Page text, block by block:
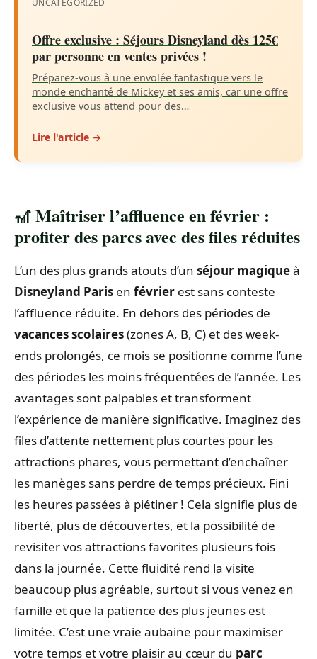
Offre exclusive : Séjours Disneyland dès 125€
par personne en ventes privées !
Préparez-vous à une envolée fantastique vers le
monde enchanté de Mickey et ses amis, car une offre
exclusive vous attend pour des…
Lire l'article →
🎢 Maîtriser l’affluence en février :
profiter des parcs avec des files réduites
L’un des plus grands atouts d’un séjour magiqueà
Disneyland Paris en février est sans conteste
l’affluence réduite. En dehors des périodes de
vacances scolaires(zones A, B, C) et des week-
ends prolongés, ce mois se positionne comme l’une
des périodes les moins fréquentées de l’année. Les
avantages sont palpables et transforment
l’expérience de manière significative. Imaginez des
files d’attente nettement plus courtes pour les
attractions phares, vous permettant d’enchaîner
les manèges sans perdre de temps précieux. Fini
les heures passées à piétiner ! Cela signifie plus de
liberté, plus de découvertes, et la possibilité de
revisiter vos attractions favorites plusieurs fois
dans la journée. Cette fluidité rend la visite
beaucoup plus agréable, surtout si vous venez en
famille et que la patience des plus jeunes est
limitée. C’est une vraie aubaine pour maximiser
votre temps et votre plaisir au cœur du parc